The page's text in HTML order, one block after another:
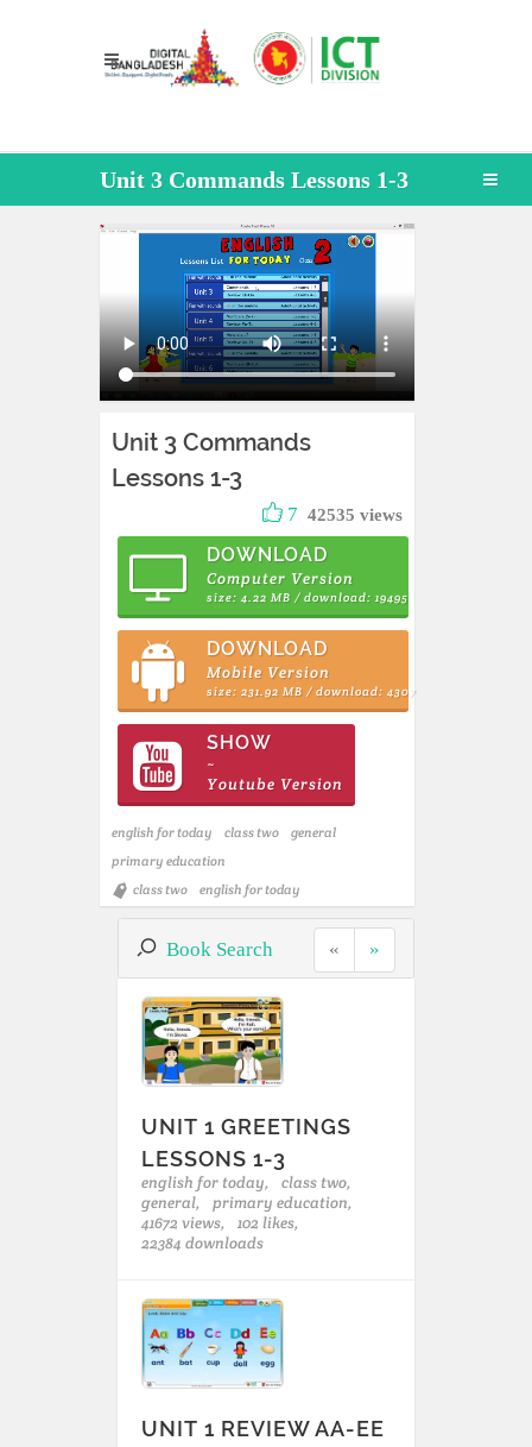
Unit 3 Commands Lessons 1-3
Unit 3 Commands
Lessons 1-3
7 42535 views
DOWNLOAD
Computer Version
size: 4.22 MB / download: 19495
DOWNLOAD
Mobile Version
size: 231.92 MB / download: 4307
SHOW
~
Youtube Version
english for today class two
general
primary education
class two
english for today
Book Search « »
UNIT 1 GREETINGS
LESSONS 1-3
english for today,
class two,
general,
primary education,
41672 views,
102 likes,
22384 downloads
UNIT 1 REVIEW AA-EE